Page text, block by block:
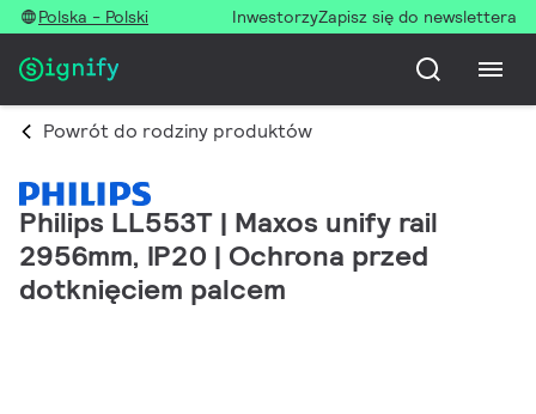
Polska - Polski InwestorzyZapisz się do newslettera
Powrót do rodziny produktów
Philips LL553T | Maxos unify rail
2956mm, IP20 | Ochrona przed
dotknięciem palcem